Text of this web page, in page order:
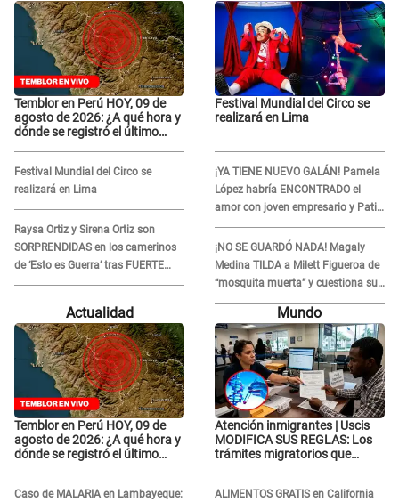
Temblor en Perú HOY, 09 de
agosto de 2026: ¿A qué hora y
dónde se registró el último
Festival Mundial del Circo se
realizará en Lima
Raysa Ortiz y Sirena Ortiz son
SORPRENDIDAS en los camerinos
de ‘Esto es Guerra’ tras FUERTE
ENFRENTAMIENTO con Gabriel
Festival Mundial del Circo se
realizará en Lima
¡YA TIENE NUEVO GALÁN! Pamela
López habría ENCONTRADO el
amor con joven empresario y Pati
Lorena la ECHA en VIVO
¡NO SE GUARDÓ NADA! Magaly
Medina TILDA a Milett Figueroa de
“mosquita muerta” y cuestiona su
RECONCILIACIÓN con Marcelo
Tinelli en TV argentina
Actualidad
Temblor en Perú HOY, 09 de
agosto de 2026: ¿A qué hora y
dónde se registró el último
Caso de MALARIA en Lambayeque:
Mundo
Atención inmigrantes | Uscis
MODIFICA SUS REGLAS: Los
trámites migratorios que
ALIMENTOS GRATIS en California